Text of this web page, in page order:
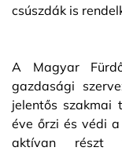
csúszdák is
A Magyar
gazdasági
jelentős szakmai
éve őrzi és védi
aktívan